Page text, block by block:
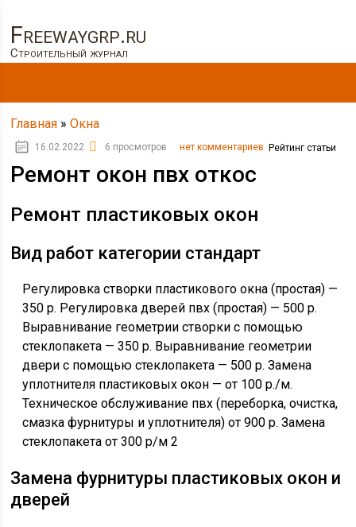
Freewaygrp.ru
Строительный журнал
Главная »Окна
16.02.2022 6 просмотров нет комментариев Рейтинг статьи
Ремонт окон пвх откос
Ремонт пластиковых окон
Вид работ категории стандарт
Регулировка створки пластикового окна (простая) —
350 р. Регулировка дверей пвх (простая) — 500 р.
Выравнивание геометрии створки с помощью
стеклопакета — 350 р. Выравнивание геометрии
двери с помощью стеклопакета — 500 р. Замена
уплотнителя пластиковых окон — от 100 р./м.
Техническое обслуживание пвх (переборка, очистка,
смазка фурнитуры и уплотнителя) от 900 р. Замена
стеклопакета от 300 р/м 2
Замена фурнитуры пластиковых окон и
дверей